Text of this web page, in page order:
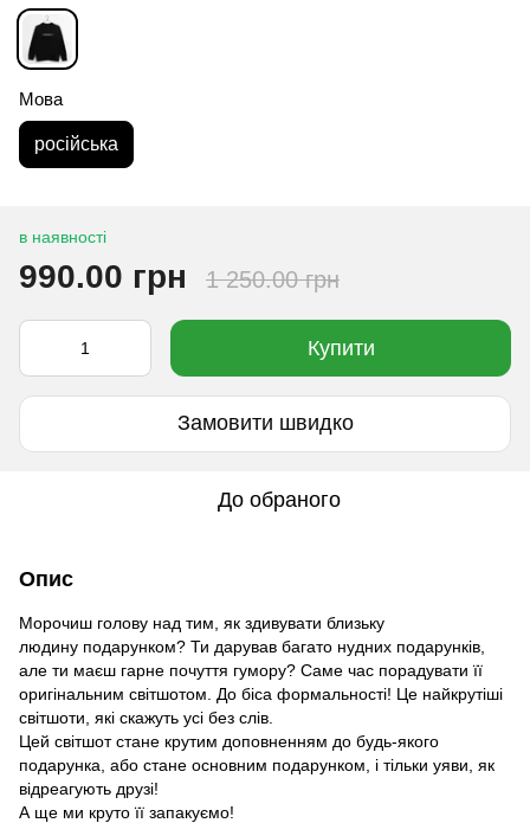
Мова
російська
в наявності
990.00 грн 1 250.00 грн
Купити
Замовити швидко
До обраного
Опис
Морочиш голову над тим, як здивувати близьку
людину подарунком? Ти дарував багато нудних подарунків,
але ти маєш гарне почуття гумору? Саме час порадувати її
оригінальним світшотом. До біса формальності! Це найкрутіші
світшоти, які скажуть усі без слів.
Цей світшот стане крутим доповненням до будь-якого
подарунка, або стане основним подарунком, і тільки уяви, як
відреагують друзі!
А ще ми круто її запакуємо!